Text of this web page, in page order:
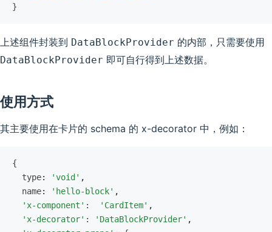
}
上述组件封装到 DataBlockProvider 的内部，只需要使用
DataBlockProvider 即可自行得到上述数据。
使用方式
其主要使用在卡片的 schema 的 x-decorator 中，例如：
{
  type
: 'void' ,
  name
: 'hello-block' ,
  'x-component'
: 'CardItem' ,
  'x-decorator'
: 'DataBlockProvider' ,